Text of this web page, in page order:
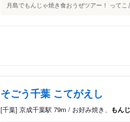
月島でもんじゃ焼き食おうぜツアー！ って
そごう千葉 こてがえし
[千葉] 京成千葉駅 79m / お好み焼き、 もん